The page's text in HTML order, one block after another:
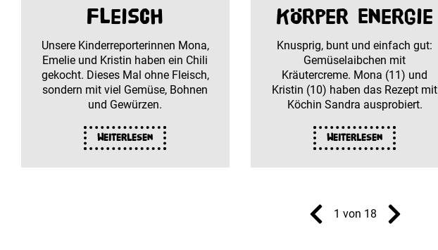
Fleisch
Unsere Kinderreporterinnen Mona,
Emelie und Kristin haben ein Chili
gekocht. Dieses Mal ohne Fleisch,
sondern mit viel Gemüse, Bohnen
und Gewürzen.
Weiterlesen
Körper Energie
Knusprig, bunt und einfach gut:
Gemüselaibchen mit
Kräutercreme. Mona (11) und
Kristin (10) haben das Rezept mit
Köchin Sandra ausprobiert.
Weiterlesen
1 von 18